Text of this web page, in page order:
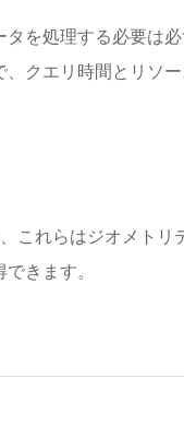
を処理する必要は
クエリ時間とリソ
これらはジオメトリ
きます。